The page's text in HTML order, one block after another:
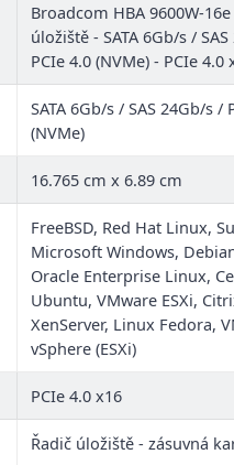
Broadcom HBA 9600W-
úložiště - SATA 6Gb/s /
PCIe 4.0 (NVMe) - PCIe 4.0
SATA 6Gb/s / SAS 24Gb/s /
(NVMe)
16.765 cm x 6.89 cm
FreeBSD, Red Hat Linux,
Microsoft Windows,
Oracle Enterprise Linux,
Ubuntu, VMware ESXi,
XenServer, Linux Fedora,
vSphere (ESXi)
PCIe 4.0 x16
Řadič úložiště - zásuvná